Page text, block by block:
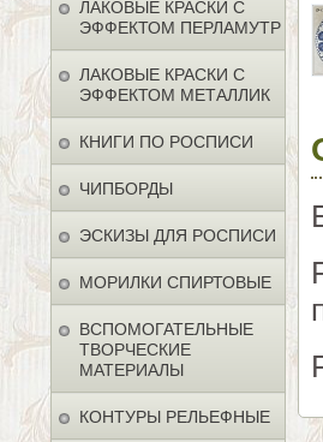
ЛАКОВЫЕ КРАСКИ С
ЭФФЕКТОМ ПЕРЛАМУТР
ЛАКОВЫЕ КРАСКИ С
ЭФФЕКТОМ МЕТАЛЛИК
КНИГИ ПО РОСПИСИ
ЧИПБОРДЫ
ЭСКИЗЫ ДЛЯ РОСПИСИ
МОРИЛКИ СПИРТОВЫЕ
ВСПОМОГАТЕЛЬНЫЕ
ТВОРЧЕСКИЕ
МАТЕРИАЛЫ
КОНТУРЫ РЕЛЬЕФНЫЕ